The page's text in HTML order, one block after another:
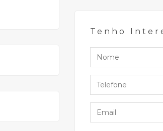
Tenho
Nome
Telefone
Email